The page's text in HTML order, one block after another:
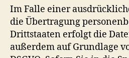
Im Falle einer
die Übertragung
Drittstaaten erfolgt die
außerdem auf Grundlage